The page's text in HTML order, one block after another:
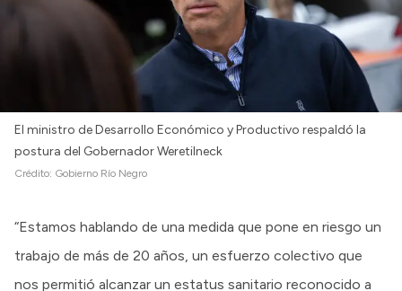
El ministro de Desarrollo Económico y Productivo respaldó la
postura del Gobernador Weretilneck
Crédito: Gobierno Río Negro
“Estamos hablando de una medida que pone en riesgo un
trabajo de más de 20 años, un esfuerzo colectivo que
nos permitió alcanzar un estatus sanitario reconocido a